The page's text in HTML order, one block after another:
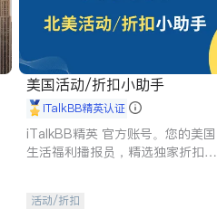
美国活动/折扣小助手
iTalkBB精英认证
iTalkBB精英 官方账号。您的美国
生活福利播报员，精选独家折扣、
活动/折扣